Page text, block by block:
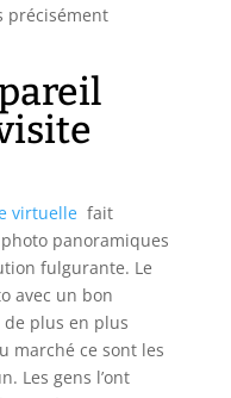
précisément
virtuelle fait
panoramiques
fulgurante. Le
avec un bon
plus en plus
marché ce sont les
Les gens l’ont